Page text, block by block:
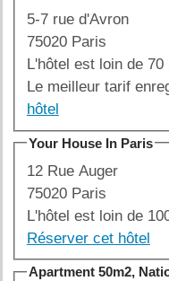
5-7 rue d'Avron
75020 Paris
L'hôtel est loin de
Le meilleur tarif
hôtel
Your House In Paris
12 Rue Auger
75020 Paris
L'hôtel est loin de
Réserver cet hôtel
Apartment 50m2,